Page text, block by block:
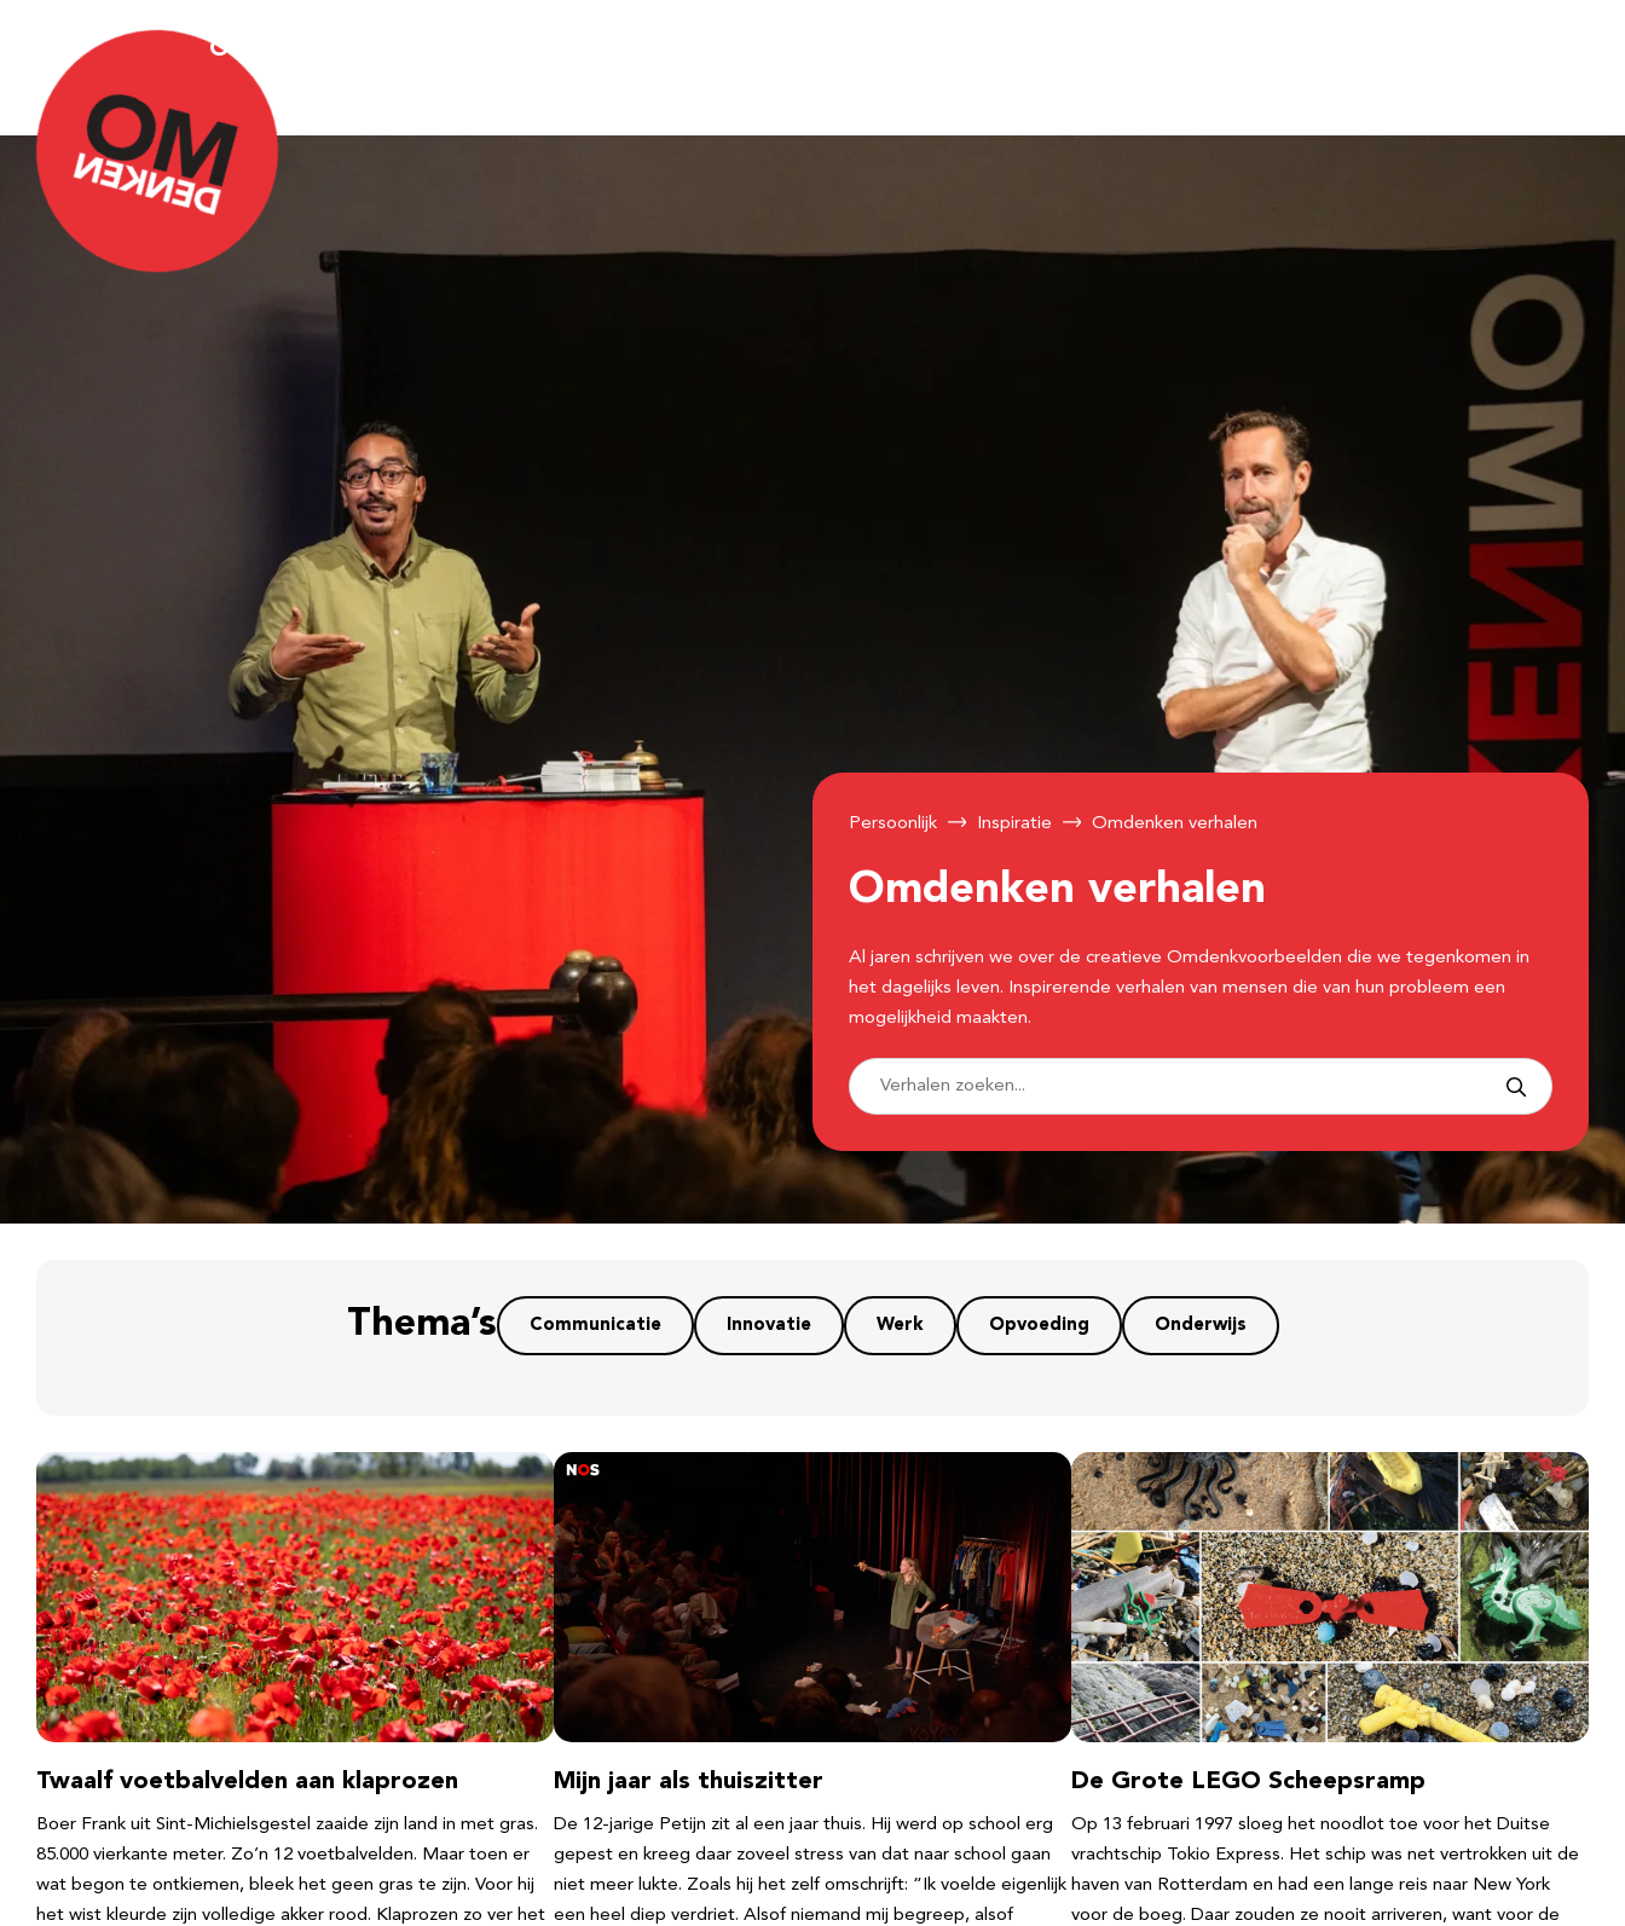
Over Omdenken
Persoonlijk Inspiratie Omdenken verhalen
Omdenken verhalen
Al jaren schrijven we over de creatieve Omdenkvoorbeelden die we tegenkomen in
het dagelijks leven. Inspirerende verhalen van mensen die van hun probleem een
mogelijkheid maakten.
Thema’s Communicatie Innovatie Werk Opvoeding Onderwijs
Twaalf voetbalvelden aan klaprozen
Boer Frank uit Sint-Michielsgestel zaaide zijn land in met gras.
85.000 vierkante meter. Zo’n 12 voetbalvelden. Maar toen er
wat begon te ontkiemen, bleek het geen gras te zijn. Voor hij
het wist kleurde zijn volledige akker rood. Klaprozen zo ver het
Mijn jaar als thuiszitter
De 12-jarige Petijn zit al een jaar thuis. Hij werd op school erg
gepest en kreeg daar zoveel stress van dat naar school gaan
niet meer lukte. Zoals hij het zelf omschrijft: “Ik voelde eigenlijk
een heel diep verdriet. Alsof niemand mij begreep, alsof
De Grote LEGO Scheepsramp
Op 13 februari 1997 sloeg het noodlot toe voor het Duitse
vrachtschip Tokio Express. Het schip was net vertrokken uit de
haven van Rotterdam en had een lange reis naar New York
voor de boeg. Daar zouden ze nooit arriveren, want voor de